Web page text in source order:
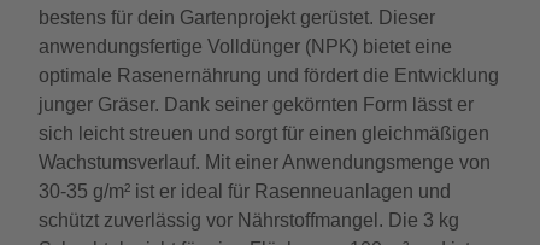
bestens für dein Gartenprojekt gerüstet. Dieser
anwendungsfertige Volldünger (NPK) bietet eine
optimale Rasenernährung und fördert die Entwicklung
junger Gräser. Dank seiner gekörnten Form lässt er
sich leicht streuen und sorgt für einen gleichmäßigen
Wachstumsverlauf. Mit einer Anwendungsmenge von
30-35 g/m² ist er ideal für Rasenneuanlagen und
schützt zuverlässig vor Nährstoffmangel. Die 3 kg